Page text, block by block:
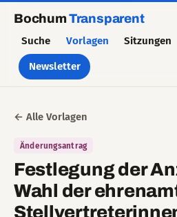
BochumTransparent
Suche Vorlagen Sitzungen
Newsletter
← Alle Vorlagen
Änderungsantrag
Festlegung der
Wahl der